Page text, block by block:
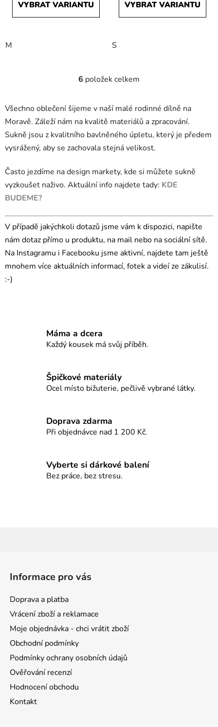
VYBRAT VARIANTU
M
VYBRAT VARIANTU
S
O
l
d
a
c
p
r
v
y
v
ý
p
i
s
6 položek celkem
Všechno oblečení šijeme v naší malé rodinné dílně na
Moravě. Záleží nám na kvalitě materiálů a zpracování.
Sukně jsou z kvalitního bavlněného úpletu, který je předem
vysrážený, aby se zachovala stejná velikost.
Často jezdíme na design markety, kde si můžete sukně
vyzkoušet naživo. Aktuální info najdete tady: KDE
BUDEME?
V případě jakýchkoli dotazů jsme vám k dispozici, napište
nám dotaz přímo u produktu, na mail nebo na sociální sítě.
Na Instagramu i Facebooku jsme aktivní, najdete tam ještě
mnohem více aktuálních informací, fotek a videí ze zákulisí.
:-)
Máma a dcera
Každý kousek má svůj příběh.
Špičkové materiály
Ocel místo bižuterie, pečlivě vybrané látky.
Doprava zdarma
Při objednávce nad 1 200 Kč.
Vyberte si dárkové balení
Bez práce, bez stresu.
Informace pro vás
Doprava a platba
Vrácení zboží a reklamace
Moje objednávka - chci vrátit zboží
Obchodní podmínky
Podmínky ochrany osobních údajů
Ověřování recenzí
Hodnocení obchodu
Kontakt